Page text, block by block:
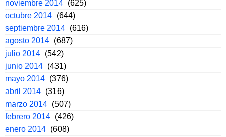
noviembre 2014 (625)
octubre 2014 (644)
septiembre 2014 (616)
agosto 2014 (687)
julio 2014 (542)
junio 2014 (431)
mayo 2014 (376)
abril 2014 (316)
marzo 2014 (507)
febrero 2014 (426)
enero 2014 (608)